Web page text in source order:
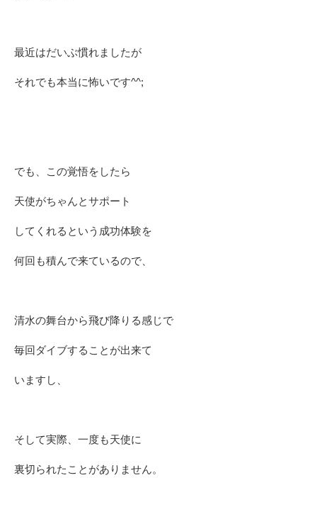
最近はだいぶ慣れましたが
それでも本当に怖いです^^;
でも、この覚悟をしたら
天使がちゃんとサポート
してくれるという成功体験を
何回も積んで来ているので、
清水の舞台から飛び降りる感じで
毎回ダイブすることが出来て
いますし、
そして実際、一度も天使に
裏切られたことがありません。